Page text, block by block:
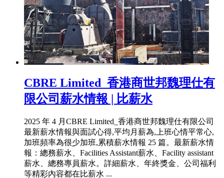
CBRE Limited_香港商世邦魏理仕有
限公司薪水情報 | 比薪水
2025 年 4 月CBRE Limited_香港商世邦魏理仕有限公司
最新薪水情報與面試心得,平均月薪為,上班心情平常心,
加班頻率為很少加班,累積薪水情報 25 篇。最新薪水情
報：總務薪水、Facilities Assistant薪水、Facility assistant
薪水、總務專員薪水。詳細薪水、年終獎金、公司福利
等精彩內容都在比薪水 ...